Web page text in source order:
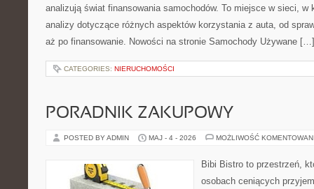
analizują świat finansowania samochodów. To miejsce w sieci, w
analizy dotyczące różnych aspektów korzystania z auta, od
aż po finansowanie. Nowości na stronie Samochody Używane […]
CATEGORIES: NIERUCHOMOŚCI
PORADNIK ZAKUPOWY
POSTED BY ADMIN MAJ - 4 - 2026 MOŻLIWOŚĆ
Bibi Bistro to przestrzeń,
osobach ceniących